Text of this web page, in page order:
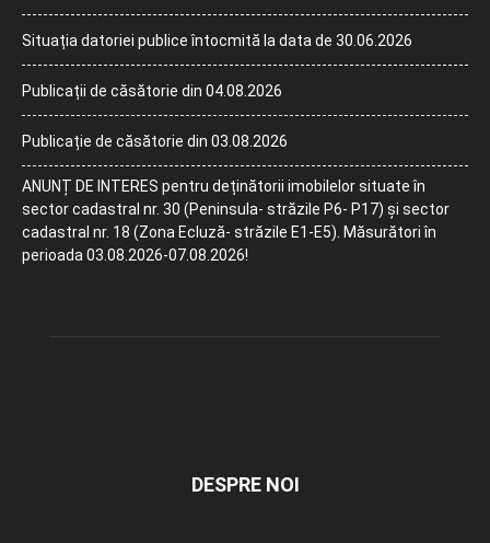
Situația datoriei publice întocmită la data de 30.06.2026
Publicații de căsătorie din 04.08.2026
Publicație de căsătorie din 03.08.2026
ANUNȚ DE INTERES pentru deținătorii imobilelor situate în
sector cadastral nr. 30 (Peninsula- străzile P6- P17) și sector
cadastral nr. 18 (Zona Ecluză- străzile E1-E5). Măsurători în
perioada 03.08.2026-07.08.2026!
DESPRE NOI